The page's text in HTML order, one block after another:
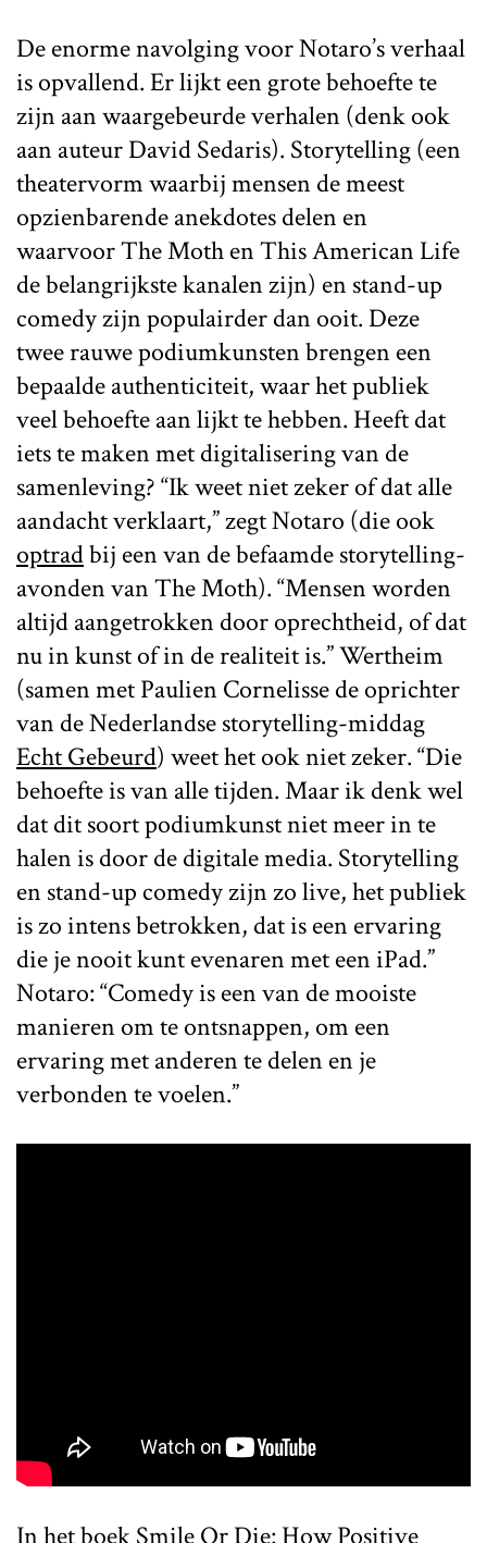
De enorme navolging voor Notaro’s verhaal
is opvallend. Er lijkt een grote behoefte te
zijn aan waargebeurde verhalen (denk ook
aan auteur David Sedaris). Storytelling (een
theatervorm waarbij mensen de meest
opzienbarende anekdotes delen en
waarvoor The Moth en This American Life
de belangrijkste kanalen zijn) en stand-up
comedy zijn populairder dan ooit. Deze
twee rauwe podiumkunsten brengen een
bepaalde authenticiteit, waar het publiek
veel behoefte aan lijkt te hebben. Heeft dat
iets te maken met digitalisering van de
samenleving? “Ik weet niet zeker of dat alle
aandacht verklaart,” zegt Notaro (die ook
optradbij een van de befaamde storytelling-
avonden van The Moth). “Mensen worden
altijd aangetrokken door oprechtheid, of dat
nu in kunst of in de realiteit is.” Wertheim
(samen met Paulien Cornelisse de oprichter
van de Nederlandse storytelling-middag
Echt Gebeurd) weet het ook niet zeker. “Die
behoefte is van alle tijden. Maar ik denk wel
dat dit soort podiumkunst niet meer in te
halen is door de digitale media. Storytelling
en stand-up comedy zijn zo live, het publiek
is zo intens betrokken, dat is een ervaring
die je nooit kunt evenaren met een iPad.”
Notaro: “Comedy is een van de mooiste
manieren om te ontsnappen, om een
ervaring met anderen te delen en je
verbonden te voelen.”
In het boek Smile Or Die: How Positive